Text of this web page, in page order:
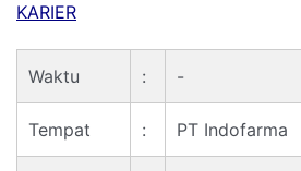
KARIER
Waktu : -
Tempat : PT Indofarma